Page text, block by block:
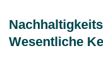
Wesentliche